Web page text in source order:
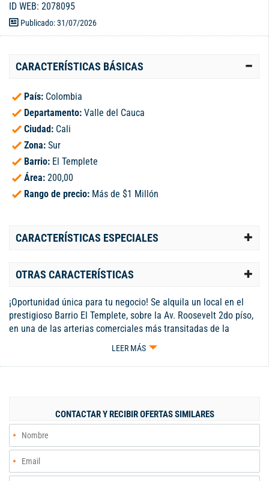
ID WEB: 2078095
Publicado: 31/07/2026
CARACTERÍSTICAS BÁSICAS
País: Colombia
Departamento: Valle del Cauca
Ciudad: Cali
Zona: Sur
Barrio: El Templete
Área: 200,00
Rango de precio: Más de $1 Millón
CARACTERÍSTICAS ESPECIALES
OTRAS CARACTERÍSTICAS
¡Oportunidad única para tu negocio! Se alquila un local en el
prestigioso Barrio El Templete, sobre la Av. Roosevelt 2do píso,
en una de las arterias comerciales más transitadas de la
ciudad. Este local ofrece una ubicación estratégica, ideal para
y clínicas que garantizan un flujo constante de potenciales
amplio espacio interior, libre de columnas, ofrece una
flexibilidad total para adaptarse a las necesidades específicas
de tu negocio o para personalizar el diseño a tu gusto, pantalla
gigante en edificio con descuento en publicidad para los
inquilinos del edificio Además, cuenta con dos áreas de baño
dobles al fondo, separadas para hombres y mujeres, y dispone
LEER MÁS
CONTACTAR Y RECIBIR OFERTAS SIMILARES